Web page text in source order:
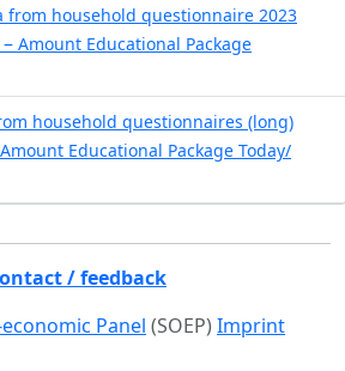
from household questionnaire 2023
Amount Educational Package
household questionnaires (long)
Amount Educational Package Today/
/ feedback
Panel (SOEP) Imprint